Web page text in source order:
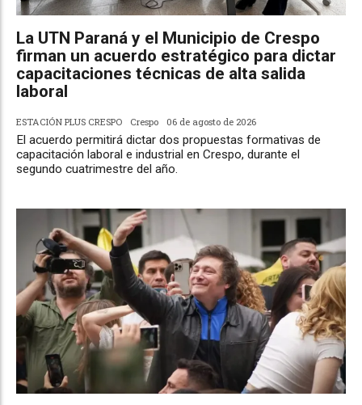
La UTN Paraná y el Municipio de Crespo
firman un acuerdo estratégico para dictar
capacitaciones técnicas de alta salida
laboral
ESTACIÓN PLUS CRESPO Crespo 06 de agosto de 2026
El acuerdo permitirá dictar dos propuestas formativas de
capacitación laboral e industrial en Crespo, durante el
segundo cuatrimestre del año.